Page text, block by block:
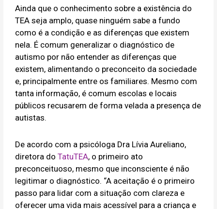
Ainda que o conhecimento sobre a existência do
TEA seja amplo, quase ninguém sabe a fundo
como é a condição e as diferenças que existem
nela. É comum generalizar o diagnóstico de
autismo por não entender as diferenças que
existem, alimentando o preconceito da sociedade
e, principalmente entre os familiares. Mesmo com
tanta informação, é comum escolas e locais
públicos recusarem de forma velada a presença de
autistas.
De acordo com a psicóloga Dra Lívia Aureliano,
diretora doTatuTEA, o primeiro ato
preconceituoso, mesmo que inconsciente é não
legitimar o diagnóstico. “A aceitação é o primeiro
passo para lidar com a situação com clareza e
oferecer uma vida mais acessível para a criança e